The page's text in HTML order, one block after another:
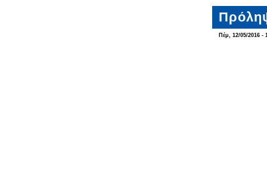
Πέμ, 12/05/2016 -